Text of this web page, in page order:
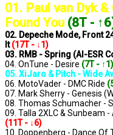
01. Paul van Dyk &
Found You (8T -
02. Depeche Mode, Front
It(17T - ↓1)
03. RMB - Spring (AI-ESR
04. OnTune - Desire (7T - ↑1)
05. XiJaro & Pitch - Wide
06. MotoVader - DMC Ride
07. Mark Sherry - Genesis
08. Thomas Schumacher -
09. Talla 2XLC & Sunbeam
(11T - ↓6)
10. Doppenberg - Dance Of